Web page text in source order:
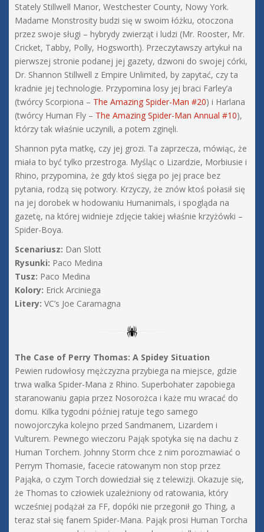
Stately Stillwell Manor, Westchester County, Nowy York.
Madame Monstrosity budzi się w swoim łóżku, otoczona
przez swoje sługi – hybrydy zwierząt i ludzi (Mr. Rooster, Mr.
Cricket, Tabby, Polly, Hogsworth). Przeczytawszy artykuł na
pierwszej stronie podanej jej gazety, dzwoni do swojej córki,
Dr. Shannon Stillwell z Empire Unlimited, by zapytać, czy ta
kradnie jej technologie. Przypomina losy jej braci Farley’a
(twórcy Scorpiona – The Amazing Spider-Man #20) i Harlana
(twórcy Human Fly – The Amazing Spider-Man Annual #10),
którzy tak właśnie uczynili, a potem zginęli.
Shannon pyta matkę, czy jej grozi. Ta zaprzecza, mówiąc, że
miała to być tylko przestroga. Myśląc o Lizardzie, Morbiusie i
Rhino, przypomina, że gdy ktoś sięga po jej prace bez
pytania, rodzą się potwory. Krzyczy, że znów ktoś połasił się
na jej dorobek w hodowaniu Humanimals, i spogląda na
gazetę, na której widnieje zdjęcie takiej właśnie krzyżówki –
Spider-Boya.
Scenariusz: Dan Slott
Rysunki: Paco Medina
Tusz: Paco Medina
Kolory: Erick Arciniega
Litery: VC’s Joe Caramagna
The Case of Perry Thomas: A Spidey Situation
Pewien rudowłosy mężczyzna przybiega na miejsce, gdzie
trwa walka Spider-Mana z Rhino. Superbohater zapobiega
staranowaniu gapia przez Nosorożca i każe mu wracać do
domu. Kilka tygodni później ratuje tego samego
nowojorczyka kolejno przed Sandmanem, Lizardem i
Vulturem. Pewnego wieczoru Pająk spotyka się na dachu z
Human Torchem. Johnny Storm chce z nim porozmawiać o
Perrym Thomasie, facecie ratowanym non stop przez
Pająka, o czym Torch dowiedział się z telewizji. Okazuje się,
że Thomas to człowiek uzależniony od ratowania, który
wcześniej podążał za FF, dopóki nie przegonił go Thing, a
teraz stał się fanem Spider-Mana. Pająk prosi Human Torcha